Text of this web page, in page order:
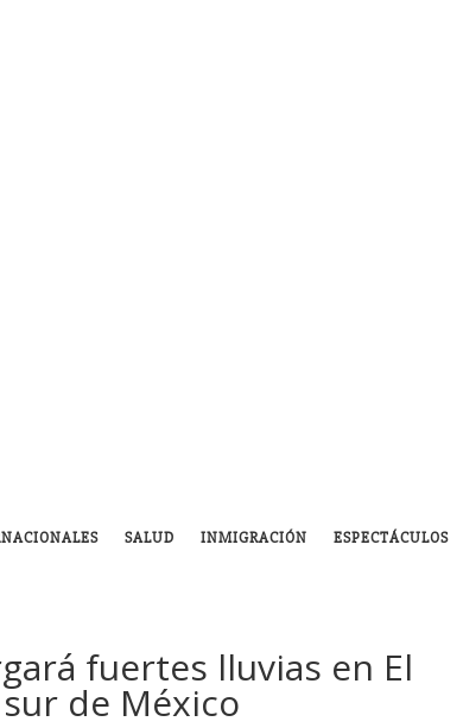
SALUD INMIGRACIÓN ESPECTÁCULOS
fuertes lluvias en El
de México